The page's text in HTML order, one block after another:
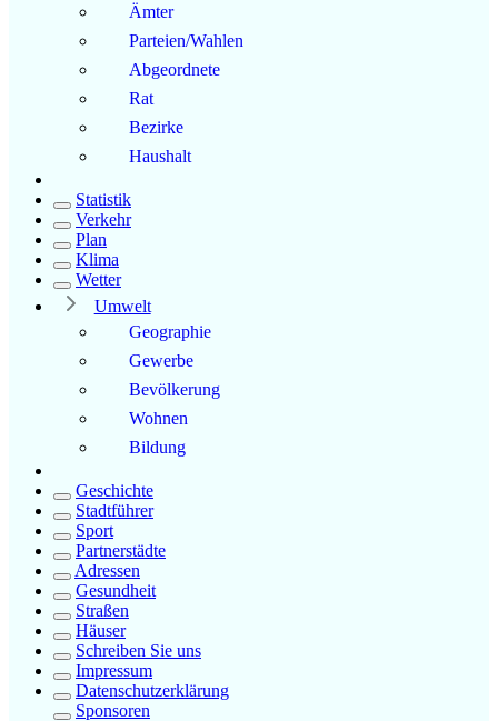
Ämter
Parteien/Wahlen
Abgeordnete
Rat
Bezirke
Haushalt
Statistik
Verkehr
Plan
Klima
Wetter
Umwelt
Geographie
Gewerbe
Bevölkerung
Wohnen
Bildung
Geschichte
Stadtführer
Sport
Partnerstädte
Adressen
Gesundheit
Straßen
Häuser
Schreiben Sie uns
Impressum
Datenschutzerklärung
Sponsoren